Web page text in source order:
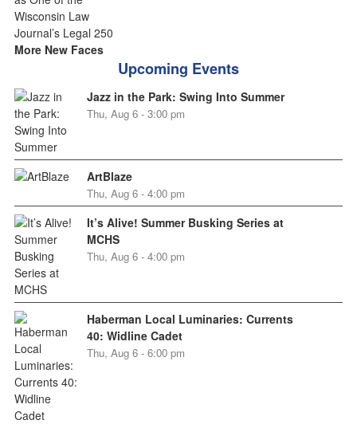
More New Faces
Upcoming Events
Jazz in the Park: Swing Into Summer
Thu, Aug 6 - 3:00 pm
ArtBlaze
Thu, Aug 6 - 4:00 pm
It’s Alive! Summer Busking Series at
MCHS
Thu, Aug 6 - 4:00 pm
Haberman Local Luminaries: Currents
40: Widline Cadet
Thu, Aug 6 - 6:00 pm